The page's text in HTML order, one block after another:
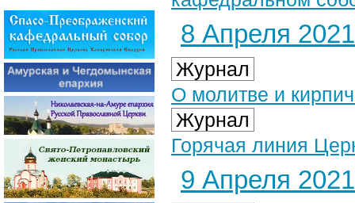
8 Апреля 2021
Журнал
О молитве и
Журнал
Горячая линия
9 Апреля 2021